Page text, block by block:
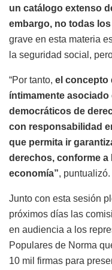
un catálogo extenso
embargo, no todas
grave en esta materia
la seguridad social,
“Por tanto, el concepto
íntimamente
democráticos de
con responsabilidad
que permita ir
derechos, conforme
economía”, puntualizó.
Junto con esta sesión
próximos días las
en audiencia a los
Populares de Norma
10 mil firmas para